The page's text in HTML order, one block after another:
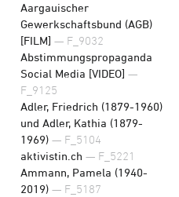
Aargauischer
Gewerkschaftsbund (AGB)
[FILM] — F_9032
Abstimmungspropaganda
Social Media [VIDEO] —
F_9125
Adler, Friedrich (1879-1960)
und Adler, Kathia (1879-
1969) — F_5104
aktivistin.ch — F_5221
Ammann, Pamela (1940-
2019) — F_5187